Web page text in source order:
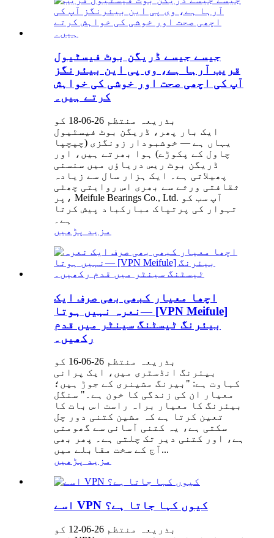
جیسے جیسے ڈریگن بوٹ فیسٹیول
قریب آرہا ہے، وی پی این بیئرنگز
آپ کی اچھی صحت اور خوشی کی خواہش
کرتے ہیں۔
بذریعہ منتظم 26-06-18 کو
ایک بار پھر، ڈریگن بوٹ فیسٹیول
یہاں ہے — خوشبودار زونگزی (چپچپا
چاول کے پکوڑے) ہوا بھرتے ہیں، اور
ڈریگن بوٹ ریس دریاؤں میں سنسنی
پھیلاتی ہے۔ ایک ہزار سال سے زیادہ
ثقافتی ورثے سے بھری اس روایتی چھٹی
پر، Meifule Bearings Co., Ltd. آپ سب کو
تہوار کی پرتپاک مبارکباد پیش کرتا
ہے۔
مزید پڑھیں
اچھا معیار کبھی بھی صرف ایک
نعرہ نہیں ہوتا— [VPN Meifule]
بیئرنگ ٹیسٹنگ سینٹر میں قدم
رکھیں۔
بذریعہ منتظم 26-06-16 کو
بیئرنگ انڈسٹری میں، ایک پرانی
کہاوت ہے: "بیرنگ مشینری کے جوڑ ہیں؛
معیار ان کی زندگی کا خون ہے۔" سنگل
بیئرنگ کا معیار براہ راست اس بات کا
تعین کرتا ہے کہ مشین کتنی دور چل
سکتی ہے، یہ کتنی آسانی سے گھومتی
ہے، اور کتنی دیر تک چلتی ہے۔ پھر بھی
آج کے سخت مقابلے میں...
مزید پڑھیں
اسے VPN کیوں کہا جاتا ہے؟
بذریعہ منتظم 26-06-12 کو